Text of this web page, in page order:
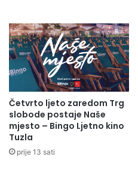
Četvrto ljeto zaredom Trg
slobode postaje Naše
mjesto – Bingo Ljetno kino
Tuzla
prije 13 sati